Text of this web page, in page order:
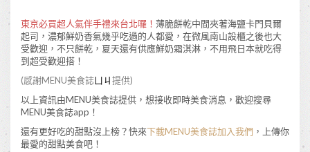
東京必買超人氣伴手禮來台北囉！ 薄脆餅乾中間夾著海鹽卡門貝爾
起司，濃郁鮮奶香氣幾乎吃過的人都愛，在微風南山設櫃之後也大
受歡迎，不只餅乾，夏天還有供應鮮奶霜淇淋，不用飛日本就吃得
到超受歡迎搭！
(感謝MENU美食誌ㄩㄐ提供)
以上資訊由MENU美食誌提供，想接收即時美食消息，歡迎搜尋
MENU美食誌app！
還有更好吃的甜點沒上榜？快來下載MENU美食誌加入我們 ，上傳你
最愛的甜點美食吧！